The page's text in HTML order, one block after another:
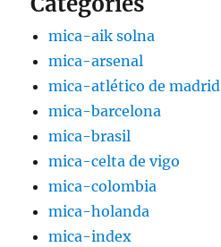
mica-aik solna
mica-arsenal
mica-atlético de madrid
mica-barcelona
mica-brasil
mica-celta de vigo
mica-colombia
mica-holanda
mica-index